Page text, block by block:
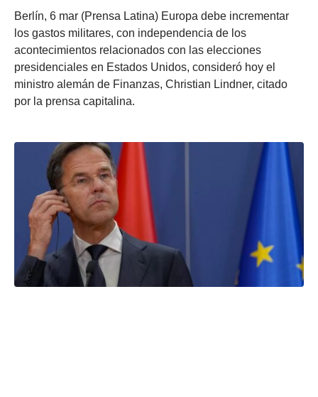
Berlín, 6 mar (Prensa Latina) Europa debe incrementar
los gastos militares, con independencia de los
acontecimientos relacionados con las elecciones
presidenciales en Estados Unidos, consideró hoy el
ministro alemán de Finanzas, Christian Lindner, citado
por la prensa capitalina.